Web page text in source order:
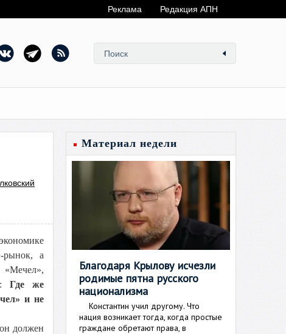
Реклама Редакция АПН
рынок, а
«Мечел»,
Где же
и не
должен
Материал недели
Благодаря Крылову исчезли
родимые пятна русского
национализма
Константин учил другому. Что
нация возникает тогда, когда простые
граждане обретают права, в